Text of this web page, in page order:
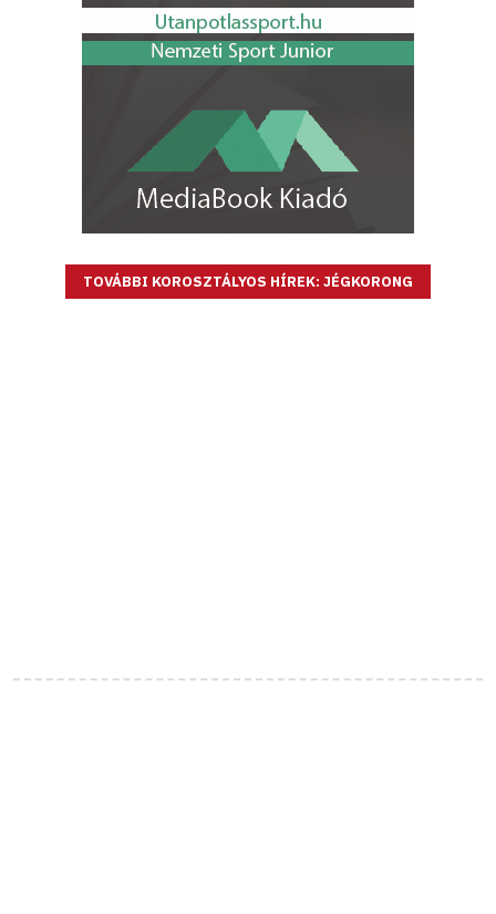
TOVÁBBI KOROSZTÁLYOS HÍREK: JÉGKORONG